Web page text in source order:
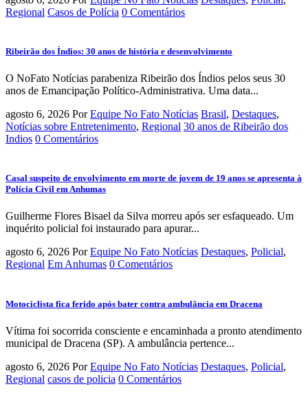
Regional Casos de Polícia 0 Comentários
Ribeirão dos Índios: 30 anos de história e desenvolvimento
O NoFato Notícias parabeniza Ribeirão dos Índios pelos seus 30
anos de Emancipação Político-Administrativa. Uma data...
agosto 6, 2026 Por Equipe No Fato Notícias Brasil, Destaques,
Notícias sobre Entretenimento, Regional 30 anos de Ribeirão dos
Indios 0 Comentários
Casal suspeito de envolvimento em morte de jovem de 19 anos se apresenta à
Polícia Civil em Anhumas
Guilherme Flores Bisael da Silva morreu após ser esfaqueado. Um
inquérito policial foi instaurado para apurar...
agosto 6, 2026 Por Equipe No Fato Notícias Destaques, Policial,
Regional Em Anhumas 0 Comentários
Motociclista fica ferido após bater contra ambulância em Dracena
Vítima foi socorrida consciente e encaminhada a pronto atendimento
municipal de Dracena (SP). A ambulância pertence...
agosto 6, 2026 Por Equipe No Fato Notícias Destaques, Policial,
Regional casos de policia 0 Comentários